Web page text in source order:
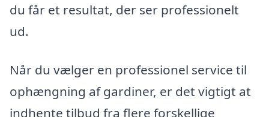
du får et resultat, der ser professionelt
ud.
Når du vælger en professionel service til
ophængning af gardiner, er det vigtigt at
indhente tilbud fra flere forskellige